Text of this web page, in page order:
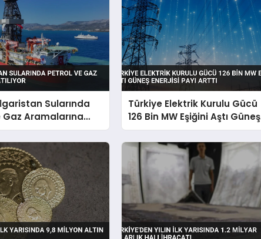
Sularında
Gaz Aramalarına
Türkiye Elektrik Kurulu Gücü
126 Bin MW Eşiğini Aştı Güneş
Enerjisi Payı Arttı